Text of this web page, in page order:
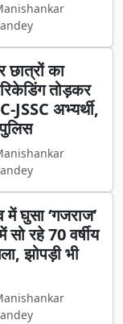
छात्रों का
तोड़कर
JSSC अभ्यर्थी,
में घुसा ‘गजराज’
रहे 70 वर्षीय
झोपड़ी भी